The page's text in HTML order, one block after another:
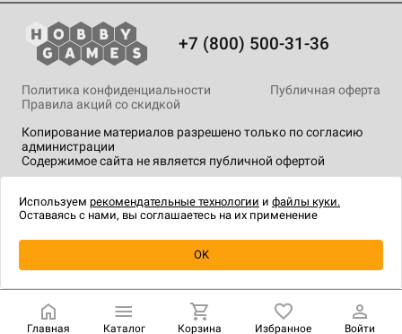
Уведомить о наличии
+7 (800) 500-31-36
Копирование материалов разрешено только по согласию
администрации
Содержимое сайта не является публичной офертой
Политика конфиденциальности
Публичная оферта
Правила акций со скидкой
технологии.
Главная Каталог Корзина Избранное Войти
Используем рекомендательные технологии и файлы куки.
Оставаясь с нами, вы соглашаетесь на их применение
OK